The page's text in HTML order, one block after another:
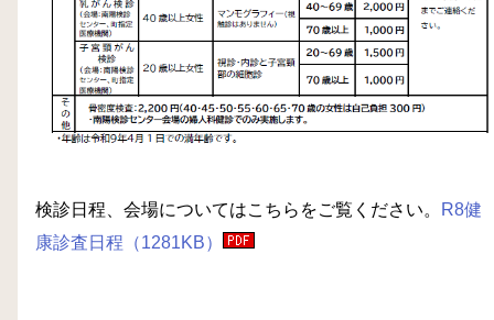
検診日程、会場についてはこちらをご覧ください。
R8健
康診査日程（1281KB）